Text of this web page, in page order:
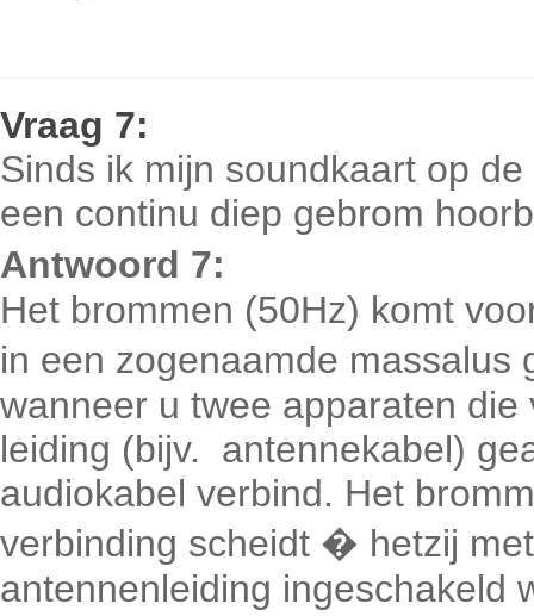
Vraag 7:
Sinds ik mijn soundkaart op
een continu diep gebrom
Antwoord 7:
Het brommen (50Hz) komt
in een zogenaamde
wanneer u twee apparaten
leiding (bijv. antennekabel)
audiokabel verbind. Het
verbinding scheidt � hetzij
antennenleiding ingeschakeld